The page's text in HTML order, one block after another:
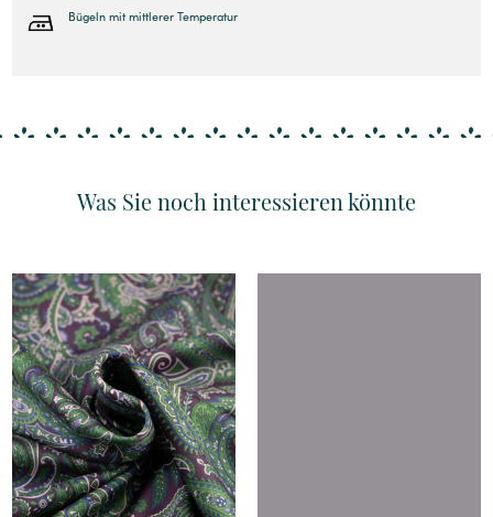
Bügeln mit mittlerer Temperatur
Was Sie noch interessieren könnte
Details